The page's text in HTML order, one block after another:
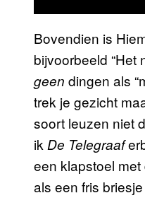
Bovendien is
bijvoorbeeld “Het
geen dingen als
trek je gezicht
soort leuzen niet
ik De Telegraaf
een klapstoel met
als een fris